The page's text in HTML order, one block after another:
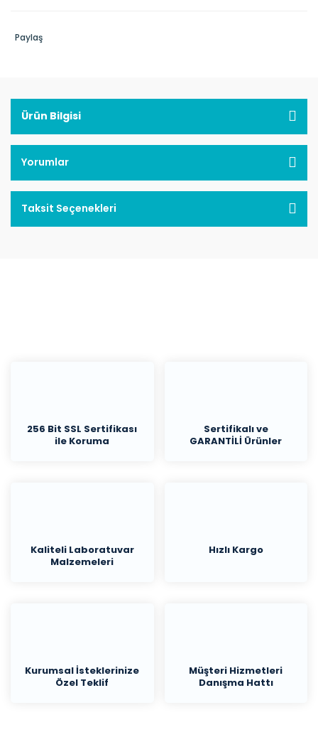
Paylaş
Ürün Bilgisi
Yorumlar
Taksit Seçenekleri
256 Bit SSL Sertifikası
ile Koruma
Sertifikalı ve
GARANTİLİ Ürünler
Kaliteli Laboratuvar
Malzemeleri
Hızlı Kargo
Kurumsal İsteklerinize
Özel Teklif
Müşteri Hizmetleri
Danışma Hattı